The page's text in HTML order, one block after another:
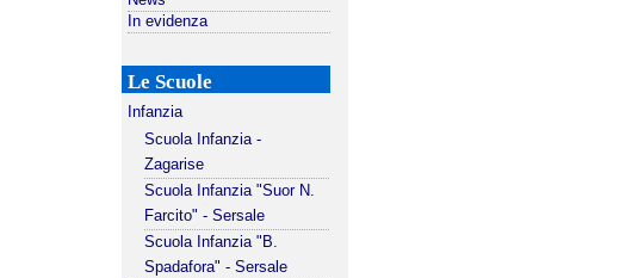
In evidenza
Le Scuole
Infanzia
Scuola Infanzia -
Zagarise
Scuola Infanzia "Suor N.
Farcito" - Sersale
Scuola Infanzia "B.
Spadafora" - Sersale